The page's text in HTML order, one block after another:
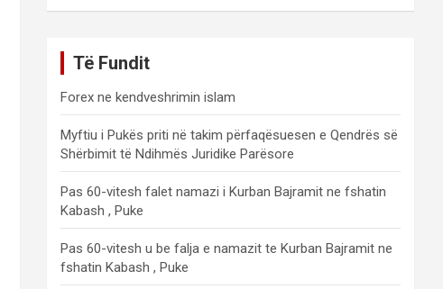
Të Fundit
Forex ne kendveshrimin islam
Myftiu i Pukës priti në takim përfaqësuesen e Qendrës së
Shërbimit të Ndihmës Juridike Parësore
Pas 60-vitesh falet namazi i Kurban Bajramit ne fshatin
Kabash , Puke
Pas 60-vitesh u be falja e namazit te Kurban Bajramit ne
fshatin Kabash , Puke